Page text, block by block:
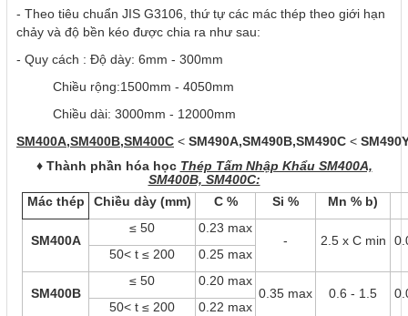
- Theo tiêu chuẩn JIS G3106, thứ tự các mác thép theo giới hạn
chảy và độ bền kéo được chia ra như sau:
- Quy cách : Độ dày: 6mm - 300mm
Chiều rộng:1500mm - 4050mm
Chiều dài: 3000mm - 12000mm
SM400A,SM400B,SM400C < SM490A,SM490B,SM490C <
♦ Thành phần hóa học Thép Tấm Nhập Khẩu SM400A,
SM400B, SM400C:
Mác thép
Chiều dày (mm) C % Si % Mn % b)
SM400A
≤ 50
0.23 max
-
2.5 x C min
50< t ≤ 200
0.25 max
SM400B
≤ 50
0.20 max
0.35 max
0.6 - 1.5
50< t ≤ 200
0.22 max